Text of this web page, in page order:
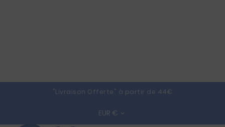
"Livraison Offerte" à partir de 44€
EUR € 